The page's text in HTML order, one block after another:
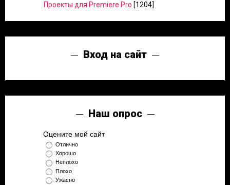
Проекты для Premiere Pro [1204]
Вход на сайт
Наш опрос
Оцените мой сайт
Отлично
Хорошо
Неплохо
Плохо
Ужасно